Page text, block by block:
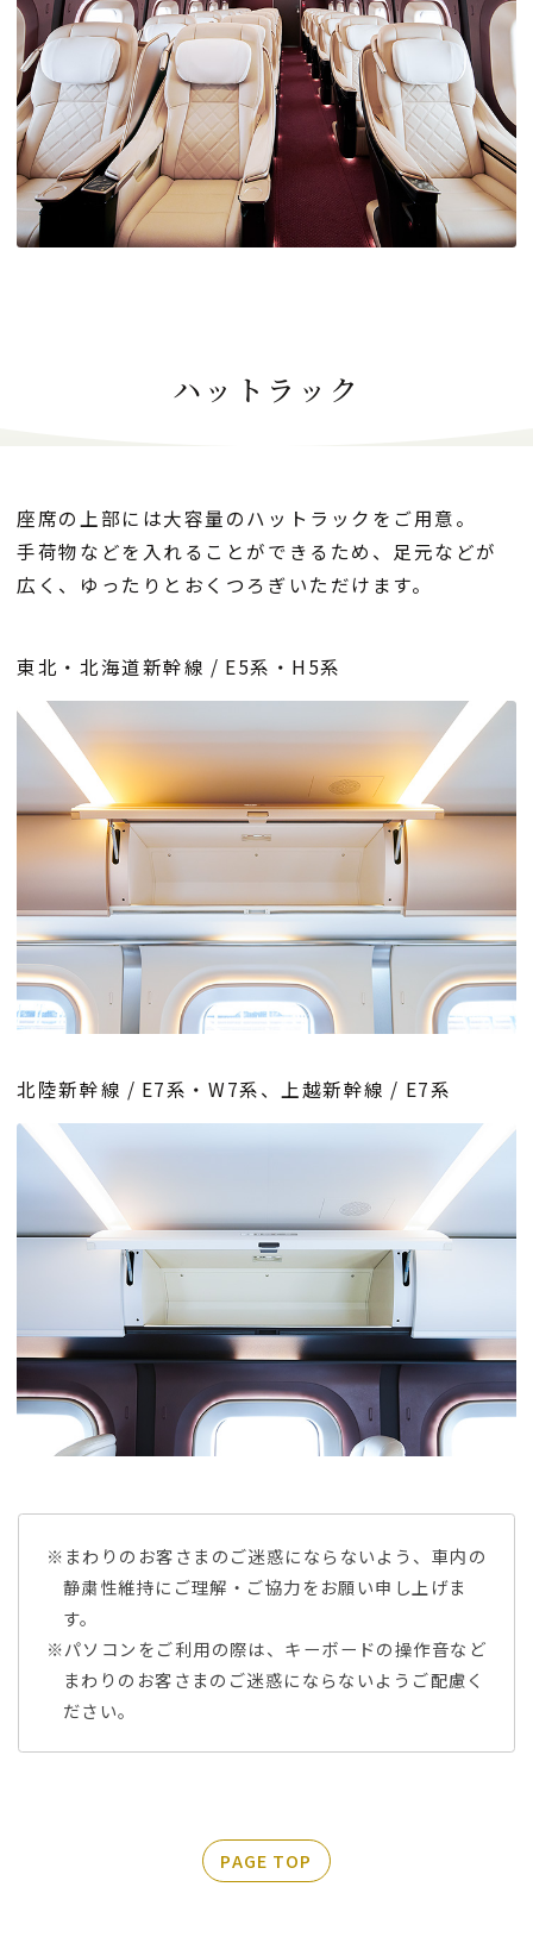
ハットラック
座席の上部には大容量のハットラックをご用意。
手荷物などを入れることができるため、足元などが
広く、ゆったりとおくつろぎいただけます。
東北・北海道新幹線 / E5系・H5系
北陸新幹線 / E7系・W7系、上越新幹線 / E7系
※まわりのお客さまのご迷惑にならないよう、車内の
静粛性維持にご理解・ご協力をお願い申し上げま
す。
※パソコンをご利用の際は、キーボードの操作音など
まわりのお客さまのご迷惑にならないようご配慮く
ださい。
PAGE TOP